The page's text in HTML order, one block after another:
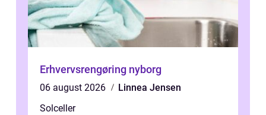
Erhvervsrengøring nyborg
06 august 2026
Linnea Jensen
Solceller